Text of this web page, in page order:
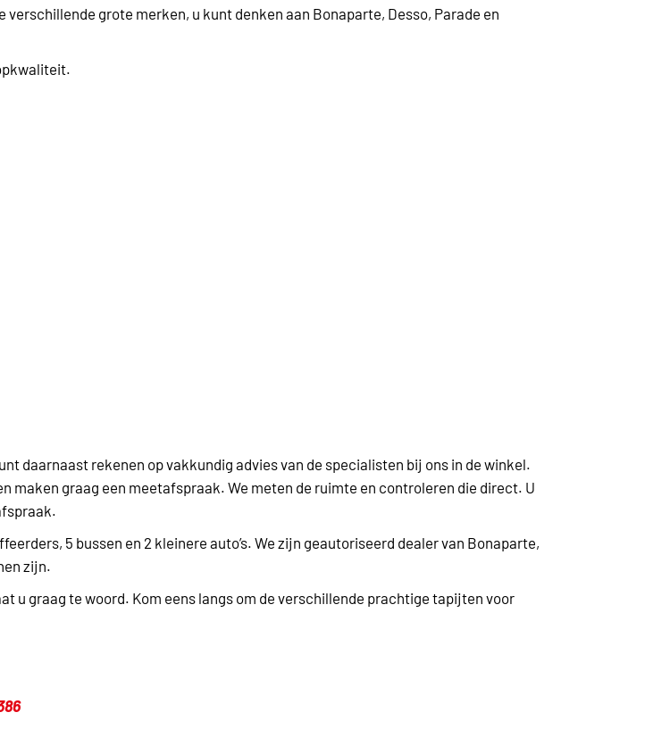
grote merken, u kunt denken aan Bonaparte, Desso, Parade en
daarnaast rekenen op vakkundig advies van de specialisten bij ons in de winkel.
maken graag een meetafspraak. We meten de ruimte en controleren die direct. U
5 bussen en 2 kleinere auto’s. We zijn geautoriseerd dealer van Bonaparte,
zijn.
u graag te woord. Kom eens langs om de verschillende prachtige tapijten voor